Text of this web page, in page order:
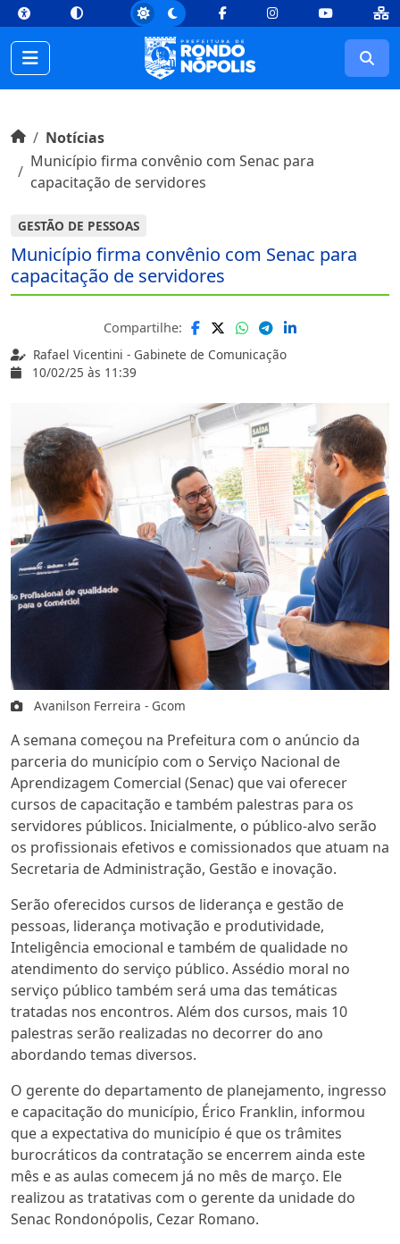
topConteúdo [1] Menu Principal [2] Busca [3] Rodapé [4]
FacebookInstagramYoutube
Início do conteúdo
InícioNotícias
Município firma convênio com Senac para
capacitação de servidores
GESTÃO DE PESSOAS
Município firma convênio com Senac para
capacitação de servidores
Rafael Vicentini - Gabinete de Comunicação
10/02/25 às 11:39
Compartilhe:
Avanilson Ferreira - Gcom
A semana começou na Prefeitura com o anúncio da
parceria do município com o Serviço Nacional de
Aprendizagem Comercial (Senac) que vai oferecer
cursos de capacitação e também palestras para os
servidores públicos. Inicialmente, o público-alvo serão
os profissionais efetivos e comissionados que atuam na
Secretaria de Administração, Gestão e inovação.
Serão oferecidos cursos de liderança e gestão de
pessoas, liderança motivação e produtividade,
Inteligência emocional e também de qualidade no
atendimento do serviço público. Assédio moral no
serviço público também será uma das temáticas
tratadas nos encontros. Além dos cursos, mais 10
palestras serão realizadas no decorrer do ano
abordando temas diversos.
O gerente do departamento de planejamento, ingresso
e capacitação do município, Érico Franklin, informou
que a expectativa do município é que os trâmites
burocráticos da contratação se encerrem ainda este
mês e as aulas comecem já no mês de março. Ele
realizou as tratativas com o gerente da unidade do
Senac Rondonópolis, Cezar Romano.